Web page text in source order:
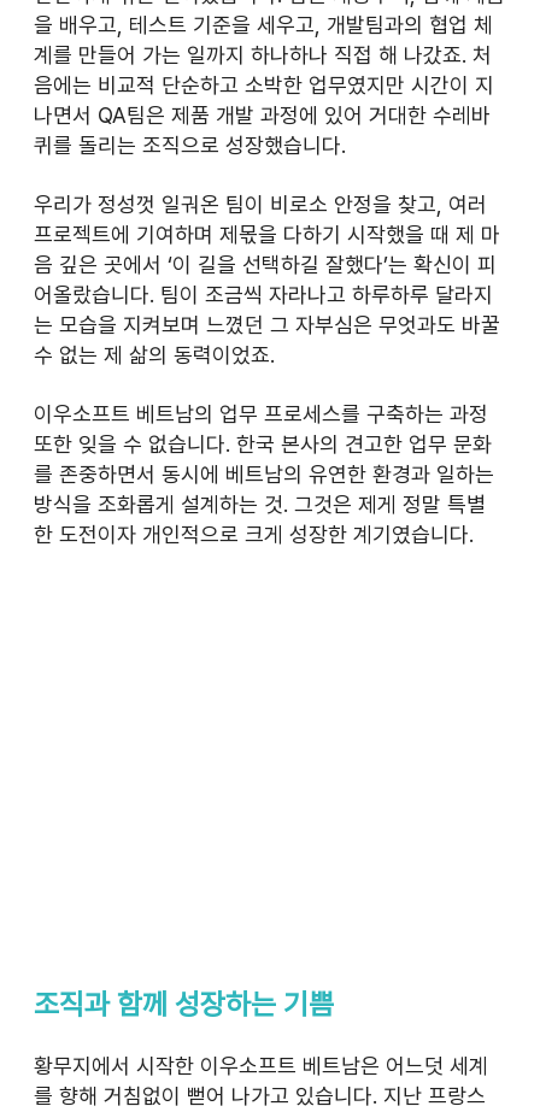
을 배우고, 테스트 기준을 세우고, 개발팀과의 협업 체
계를 만들어 가는 일까지 하나하나 직접 해 나갔죠. 처
음에는 비교적 단순하고 소박한 업무였지만 시간이 지
나면서 QA팀은 제품 개발 과정에 있어 거대한 수레바
퀴를 돌리는 조직으로 성장했습니다.
우리가 정성껏 일궈온 팀이 비로소 안정을 찾고, 여러
프로젝트에 기여하며 제몫을 다하기 시작했을 때 제 마
음 깊은 곳에서 ‘이 길을 선택하길 잘했다’는 확신이 피
어올랐습니다. 팀이 조금씩 자라나고 하루하루 달라지
는 모습을 지켜보며 느꼈던 그 자부심은 무엇과도 바꿀
수 없는 제 삶의 동력이었죠.
이우소프트 베트남의 업무 프로세스를 구축하는 과정
또한 잊을 수 없습니다. 한국 본사의 견고한 업무 문화
를 존중하면서 동시에 베트남의 유연한 환경과 일하는
방식을 조화롭게 설계하는 것. 그것은 제게 정말 특별
한 도전이자 개인적으로 크게 성장한 계기였습니다.
조직과 함께 성장하는 기쁨
황무지에서 시작한 이우소프트 베트남은 어느덧 세계
를 향해 거침없이 뻗어 나가고 있습니다. 지난 프랑스